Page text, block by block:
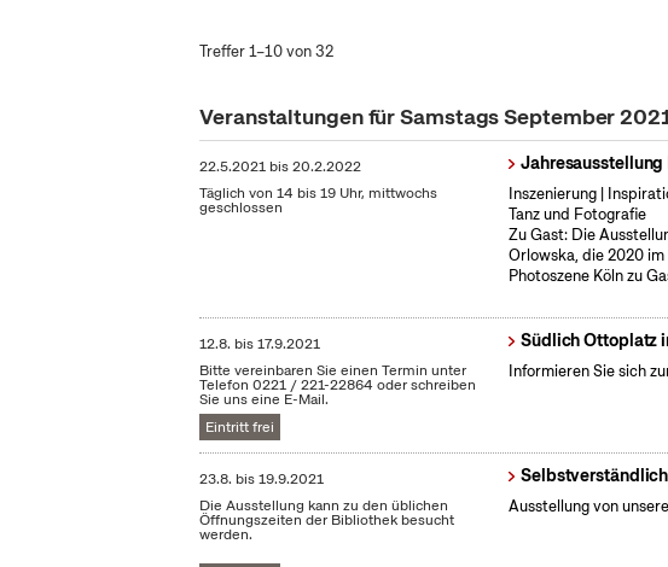
Treffer 1–10 von 32
Veranstaltungen für Samstags September
22.5.2021 bis20.2.2022
Täglich von 14 bis 19 Uhr, mittwochs
geschlossen
Jahresausstellung
Inszenierung |
Tanz und Fotografie
Zu Gast: Die
Orlowska, die 2020
Photoszene Köln zu
12.8. bis17.9.2021
Bitte vereinbaren Sie einen Termin unter
Telefon 0221 / 221-22864 oder schreiben
Sie uns eine E-Mail.
Eintritt frei
Südlich Ottoplatz
Informieren Sie sich
23.8. bis19.9.2021
Die Ausstellung kann zu den üblichen
Öffnungszeiten der Bibliothek besucht
werden.
Ausstellung von